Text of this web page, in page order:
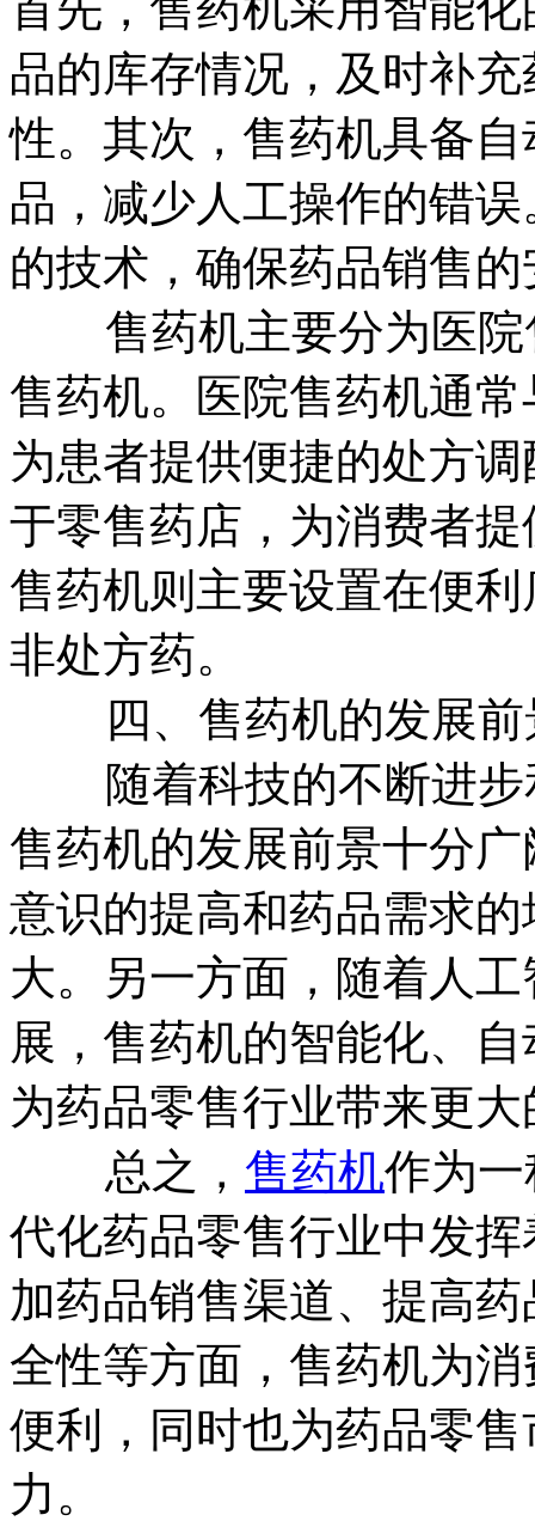
品的库存情况，及时补
性。其次，售药机具备
品，减少人工操作的错
的技术，确保药品销售
售药机主要分为医院
售药机。医院售药机通
为患者提供便捷的处方
于零售药店，为消费者
售药机则主要设置在便
非处方药。
四、售药机的发展前
随着科技的不断进步
售药机的发展前景十分
意识的提高和药品需求
大。另一方面，随着人
展，售药机的智能化、
为药品零售行业带来更
总之， 售药机作为
代化药品零售行业中发
加药品销售渠道、提高
全性等方面，售药机为
便利，同时也为药品零
力。